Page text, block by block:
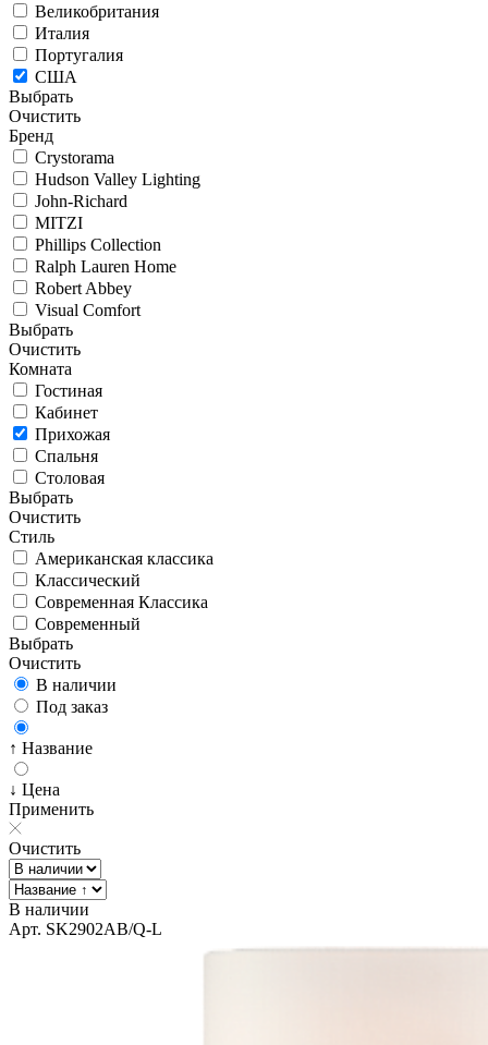
Великобритания
Италия
Португалия
США
Выбрать
Очистить
Бренд
Crystorama
Hudson Valley Lighting
John-Richard
MITZI
Phillips Collection
Ralph Lauren Home
Robert Abbey
Visual Comfort
Выбрать
Очистить
Комната
Гостиная
Кабинет
Прихожая
Спальня
Столовая
Выбрать
Очистить
Стиль
Американская классика
Классический
Современная Классика
Современный
Выбрать
Очистить
В наличии
Под заказ
↑ Название
↓ Цена
Применить
Очистить
В наличии
Арт. SK2902AB/Q-L